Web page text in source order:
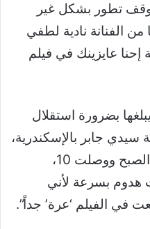
تطور بشكل غير
من الفنانة نادية لطفي
إحنا عايزينك في فيلم
بضرورة استقلال
سيدي جابر بالإسكندرية،
موضحة: “سافرت الساعة 8 الصبح ووصلت 10،
هدوم بسرعة لأني
الفيلم ‘عرة’ جداً”.